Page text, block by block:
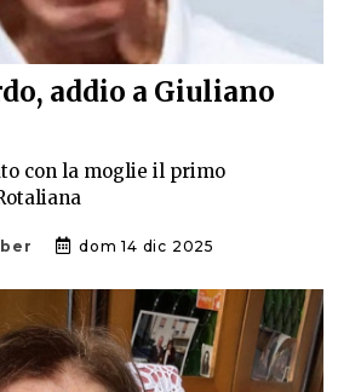
addio a Giuliano
con la moglie il primo
dom 14 dic 2025